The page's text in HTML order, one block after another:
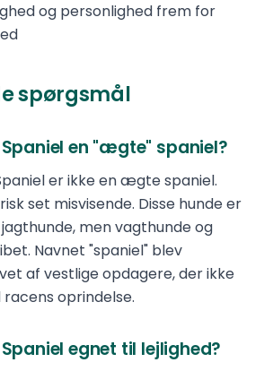
og personlighed frem for
spørgsmål
en "ægte" spaniel?
er ikke en ægte spaniel.
set misvisende. Disse hunde er
men vagthunde og
Navnet "spaniel" blev
af vestlige opdagere, der ikke
oprindelse.
egnet til lejlighed?